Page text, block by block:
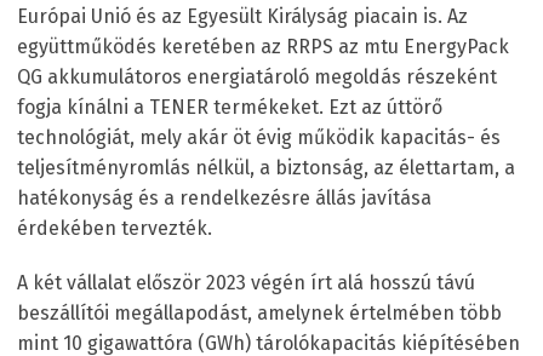
Európai Unió és az Egyesült Királyság piacain is. Az
együttműködés keretében az RRPS az mtu EnergyPack
QG akkumulátoros energiatároló megoldás részeként
fogja kínálni a TENER termékeket. Ezt az úttörő
technológiát, mely akár öt évig működik kapacitás- és
teljesítményromlás nélkül, a biztonság, az élettartam, a
hatékonyság és a rendelkezésre állás javítása
érdekében tervezték.
A két vállalat először 2023 végén írt alá hosszú távú
beszállítói megállapodást, amelynek értelmében több
mint 10 gigawattóra (GWh) tárolókapacitás kiépítésében